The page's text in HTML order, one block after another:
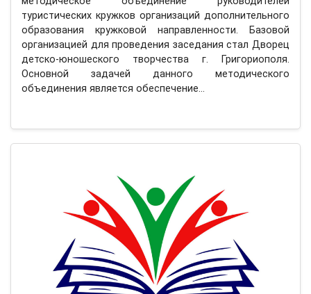
туристических кружков организаций дополнительного
образования кружковой направленности. Базовой
организацией для проведения заседания стал Дворец
детско-юношеского творчества г. Григориополя.
Основной задачей данного методического
объединения является обеспечение…